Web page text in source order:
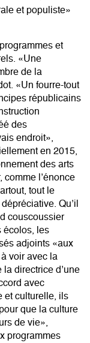
et populiste»
et
«Une
de la
«Un fourre-tout
républicains
des
endroit»,
en 2015,
des arts
comme l’énonce
tout le
Qu’il
couscoussier
écolos, les
adjoints «aux
voir avec la
directrice d’une
avec
et culturelle, ils
que la culture
de vie»,
programmes